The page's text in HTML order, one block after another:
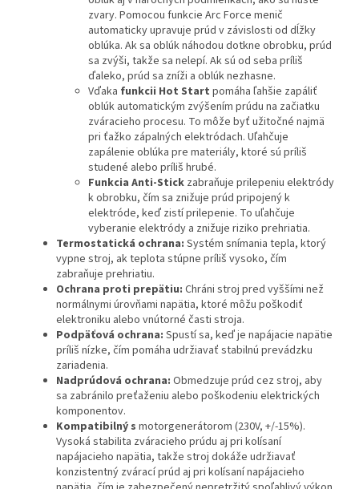
zvary. Pomocou funkcie Arc Force menič
automaticky upravuje prúd v závislosti od dĺžky
oblúka. Ak sa oblúk náhodou dotkne obrobku, prúd
sa zvýši, takže sa nelepí. Ak sú od seba príliš
ďaleko, prúd sa zníži a oblúk nezhasne.
Vďaka funkcii Hot Start pomáha ľahšie zapáliť
oblúk automatickým zvýšením prúdu na začiatku
zváracieho procesu. To môže byť užitočné najmä
pri ťažko zápalných elektródach. Uľahčuje
zapálenie oblúka pre materiály, ktoré sú príliš
studené alebo príliš hrubé.
Funkcia Anti-Stick zabraňuje prilepeniu elektródy
k obrobku, čím sa znižuje prúd pripojený k
elektróde, keď zistí prilepenie. To uľahčuje
vyberanie elektródy a znižuje riziko prehriatia.
Termostatická ochrana: Systém snímania tepla, ktorý
vypne stroj, ak teplota stúpne príliš vysoko, čím
zabraňuje prehriatiu.
Ochrana proti prepätiu: Chráni stroj pred vyššími než
normálnymi úrovňami napätia, ktoré môžu poškodiť
elektroniku alebo vnútorné časti stroja.
Podpäťová ochrana: Spustí sa, keď je napájacie napätie
príliš nízke, čím pomáha udržiavať stabilnú prevádzku
zariadenia.
Nadprúdová ochrana: Obmedzuje prúd cez stroj, aby
sa zabránilo preťaženiu alebo poškodeniu elektrických
komponentov.
Kompatibilný s motorgenerátorom (230V, +/-15%).
Vysoká stabilita zváracieho prúdu aj pri kolísaní
napájacieho napätia, takže stroj dokáže udržiavať
konzistentný zvárací prúd aj pri kolísaní napájacieho